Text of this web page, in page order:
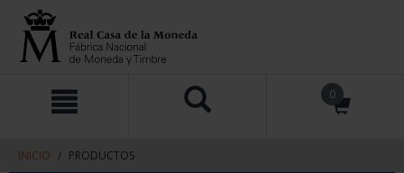
contenido
navegacin
0
INICIO PRODUCTOS